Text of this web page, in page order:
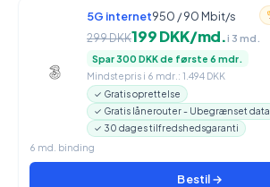
5G internet950 / 90 Mbit/s
299 DKK199 DKK/md.i 3 md.
Spar 300 DKK de første 6 mdr.
Mindstepris i 6 mdr.: 1.494 DKK
✓ Gratis oprettelse
✓ Gratis lånerouter - Ubegrænset data
✓ 30 dages tilfredshedsgaranti
6 md. binding
Bestil →